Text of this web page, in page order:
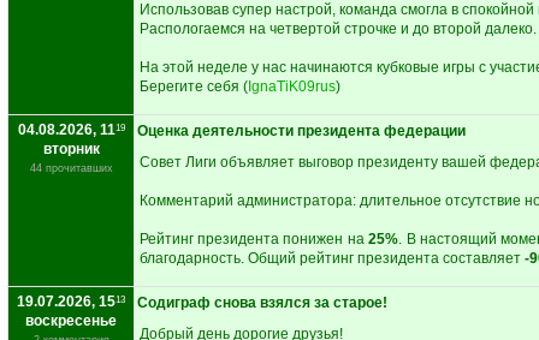
Использовав супер настрой, команда смогла в
Распологаемся на четвертой строчке и до второй далеко.
На этой неделе у нас начинаются кубковые игры с
Берегите себя (IgnaTiK09rus)
04.08.2026, 1119
вторник
44 прочитавших
Оценка деятельности президента федерации
Совет Лиги объявляет выговор президенту вашей
Комментарий администратора: длительное отсутствие
Рейтинг президента понижен на25%. В настоящий
благодарность. Общий рейтинг президента составляет -
19.07.2026, 1513
воскресенье
Содиграф снова взялся за старое!
Добрый день дорогие друзья!